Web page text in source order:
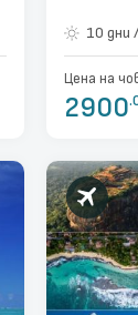
Цена на
2900